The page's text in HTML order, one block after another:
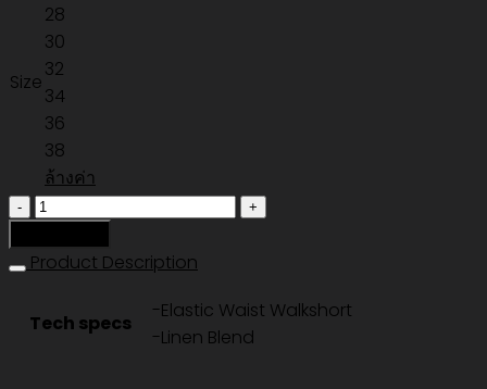
Size
28
30
32
34
36
38
ล้างค่า
จำนวน
LINEN
-
VINTAGE
Product Description
Tech specs
-Elastic Waist Walkshort
-Linen Blend